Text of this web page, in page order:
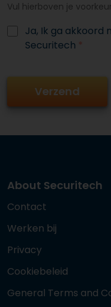
Vul hierboven je
Ja, Ik ga akkoord
Securitech *
About Securitech
Contact
Werken bij
Privacy
Cookiebeleid
General Terms and